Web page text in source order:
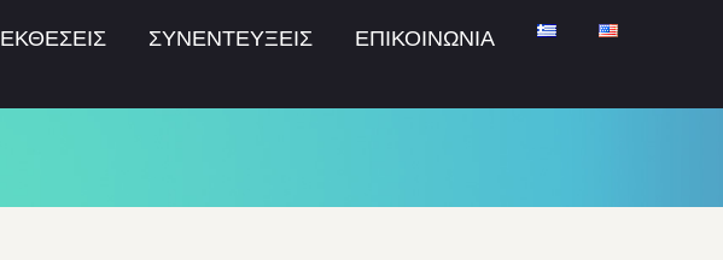
ΕΚΘΕΣΕΙΣ ΣΥΝΕΝΤΕΥΞΕΙΣ ΕΠΙΚΟΙΝΩΝΙΑ